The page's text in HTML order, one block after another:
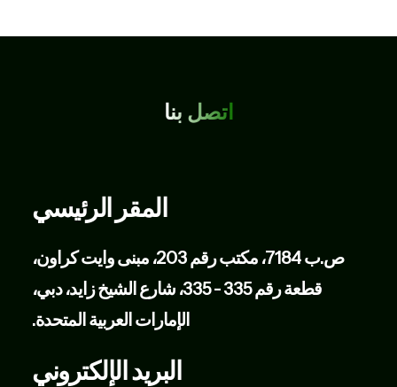
اتصل بنا
المقر الرئيسي
ص.ب 7184، مكتب رقم 203، مبنى وايت كراون،
قطعة رقم 335 - 335، شارع الشيخ زايد، دبي،
الإمارات العربية المتحدة.
البريد الإلكتروني